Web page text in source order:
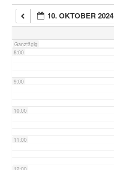
10. OKTOBER 2024
Ganztägig
7:00
8:00
9:00
10:00
11:00